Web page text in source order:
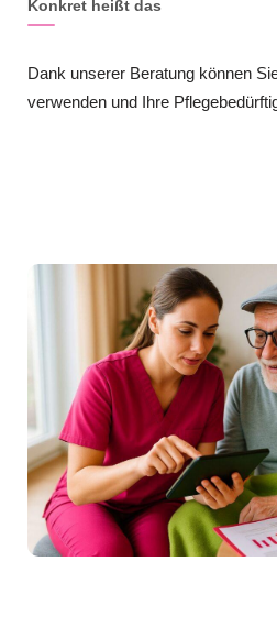
Konkret heißt das
Dank unserer Beratung können
verwenden und Ihre